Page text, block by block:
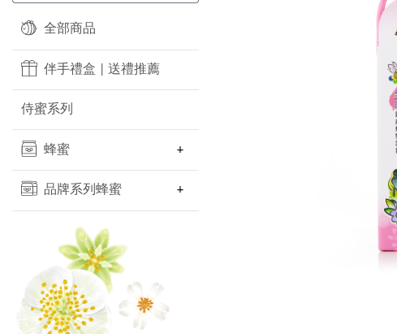
全部商品
伴手禮盒 | 送禮推薦
侍蜜系列
蜂蜜
品牌系列蜂蜜